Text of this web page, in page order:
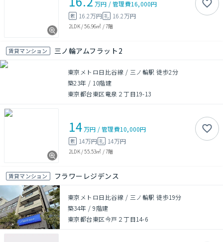
万円 /管理費16,000円
敷 16.2万円 礼 16.2万円
2LDK/56.96㎡ /7階
賃貸マンション 三ノ輪アムフラット2
東京メトロ日比谷線 / 三ノ輪駅 徒歩2分
築23年 / 10階建
東京都台東区竜泉２丁目19-13
14万円 /管理費10,000円
敷 14万円 礼 14万円
2LDK/55.53㎡ /7階
賃貸マンション フラワーレジデンス
東京メトロ日比谷線 / 三ノ輪駅 徒歩19分
築34年 /9階建
東京都台東区今戸２丁目14-6